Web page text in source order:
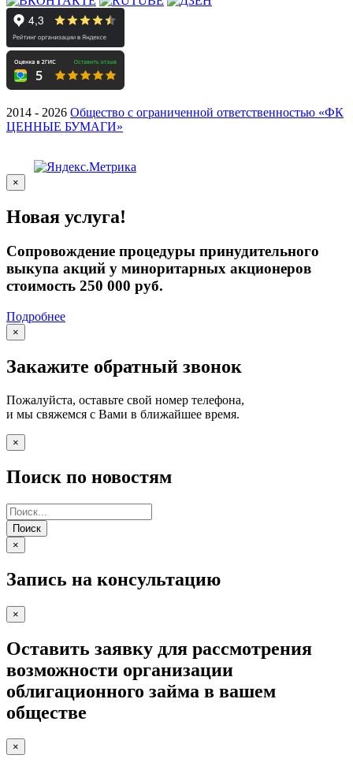
2014 - 2026 Общество с ограниченной ответственностью «ФК
ЦЕННЫЕ БУМАГИ»
×
Новая услуга!
Сопровождение процедуры принудительного
выкупа акций у миноритарных акционеров
стоимость 250 000 руб.
Подробнее
×
Закажите обратный звонок
Пожалуйста, оставьте свой номер телефона,
и мы свяжемся с Вами в ближайшее время.
×
Поиск по новостям
Поиск
×
Запись на консультацию
×
Оставить заявку для рассмотрения
возможности организации
облигационного займа в вашем
обществе
×